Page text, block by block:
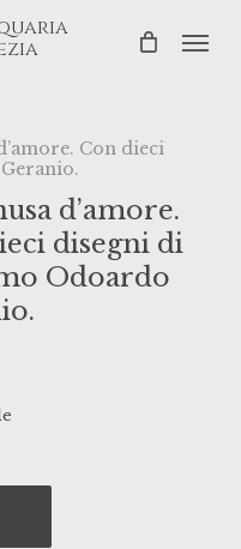
Con dieci
d’amore.
disegni di
Odoardo